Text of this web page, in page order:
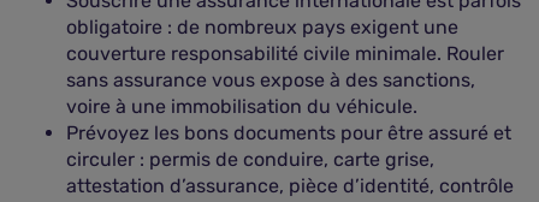
obligatoire : de nombreux pays exigent une
couverture responsabilité civile minimale. Rouler
sans assurance vous expose à des sanctions,
voire à une immobilisation du véhicule.
Prévoyez les bons documents pour être assuré et
circuler : permis de conduire, carte grise,
attestation d’assurance, pièce d’identité, contrôle